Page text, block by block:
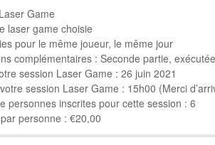
Game
laser game choisie
pour le même joueur, le même jour
complémentaires : Seconde partie,
session Laser Game : 26 juin 2021
session Laser Game : 15h00 (Merci
personnes inscrites pour cette session : 6
personne : €20,00